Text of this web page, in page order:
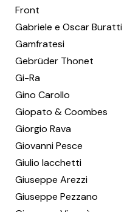
Front
Gabriele e Oscar Buratti
Gamfratesi
Gebrüder Thonet
Gi-Ra
Gino Carollo
Giopato & Coombes
Giorgio Rava
Giovanni Pesce
Giulio Iacchetti
Giuseppe Arezzi
Giuseppe Pezzano